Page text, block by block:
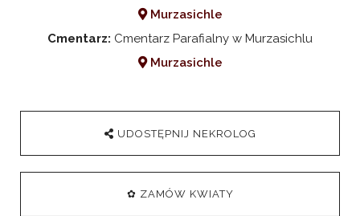
Murzasichle
Cmentarz: Cmentarz Parafialny w Murzasichlu
Murzasichle
UDOSTĘPNIJ NEKROLOG
✿ ZAMÓW KWIATY